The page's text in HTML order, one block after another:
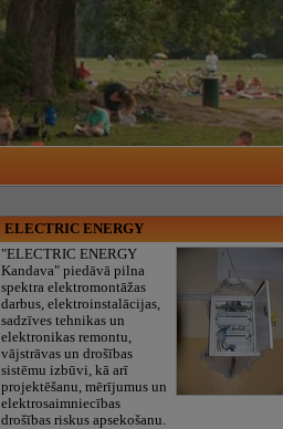
ELECTRIC ENERGY
"ELECTRIC ENERGY
Kandava" piedāvā pilna
spektra elektromontāžas
darbus, elektroinstalācijas,
sadzīves tehnikas un
elektronikas remontu,
vājstrāvas un drošības
sistēmu izbūvi, kā arī
projektēšanu, mērījumus un
elektrosaimniecības
drošības riskus apsekošanu.